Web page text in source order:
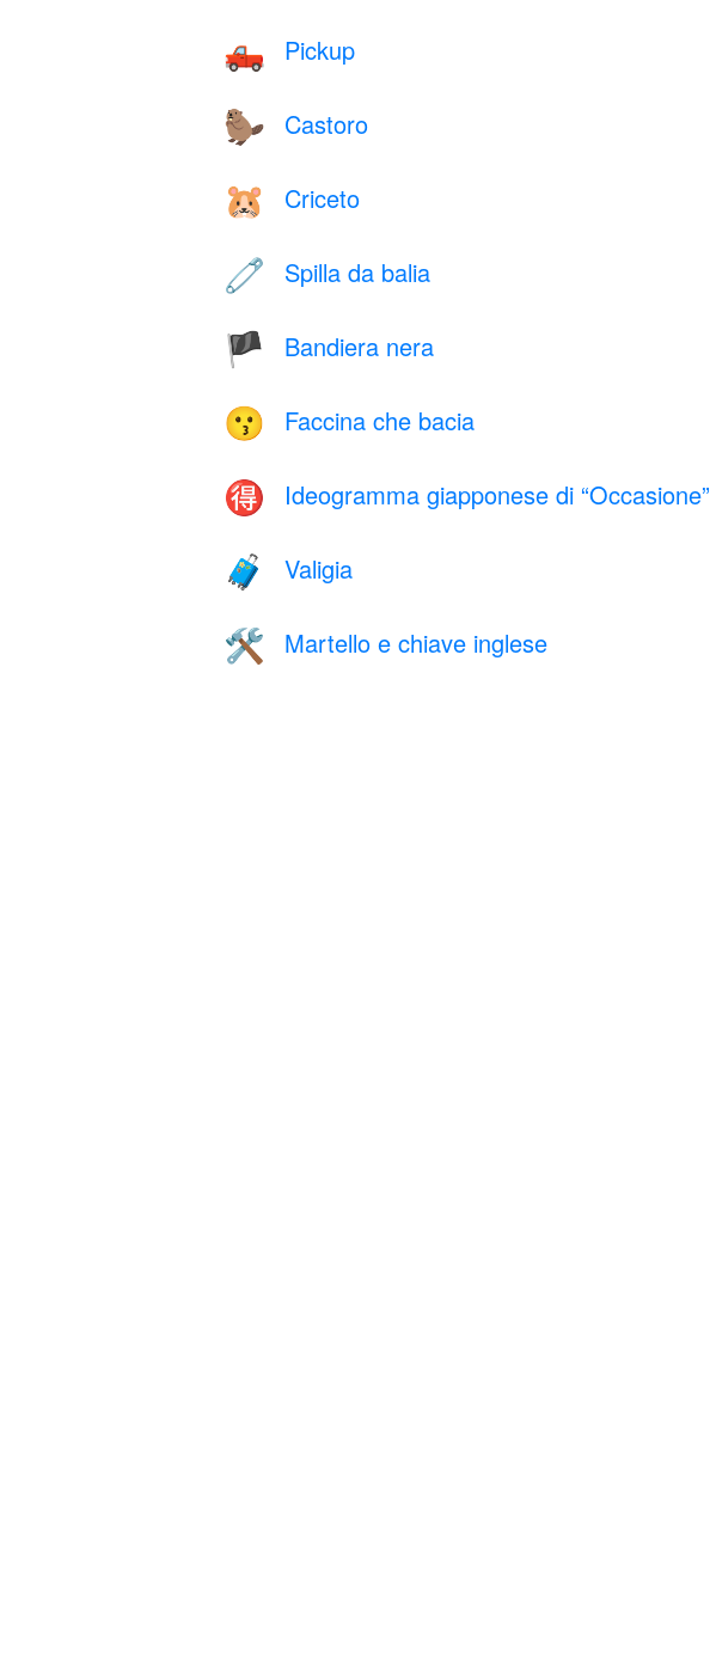
🛻 Pickup
🦫 Castoro
🐹 Criceto
🧷 Spilla da balia
🏴 Bandiera nera
😗 Faccina che bacia
🉐 Ideogramma giapponese di “Occasione”
🧳 Valigia
🛠️ Martello e chiave inglese